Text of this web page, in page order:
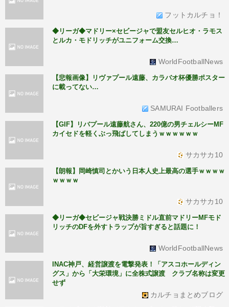
フットカルチョ！
◆リーガ◆マドリー×セビージャで盟友セルヒオ・ラモス
とルカ・モドリッチがユニフォーム交換…
WorldFootballNews
【悲報画像】リヴァプール遠藤、カラバオ杯優勝ポスター
に載ってない…
SAMURAI Footballers
【GIF】リバプール遠藤航さん、220億の男チェルシーMF
カイセドを軽くぶっ飛ばしてしまうｗｗｗｗｗｗ
サカサカ10
【朗報】岡崎慎司とかいう日本人史上最高の選手ｗｗｗｗ
ｗｗｗｗ
サカサカ10
◆リーガ◆セビージャ戦決勝ミドル直前マドリーMFモド
リッチのDFを外すトラップが旨すぎると話題に！
WorldFootballNews
INAC神戸、経営譲渡を電撃発表！「アスコホールディン
グス」から「大栄環境」に全株式譲渡 クラブ名称は変更
せず
カルチョまとめブログ